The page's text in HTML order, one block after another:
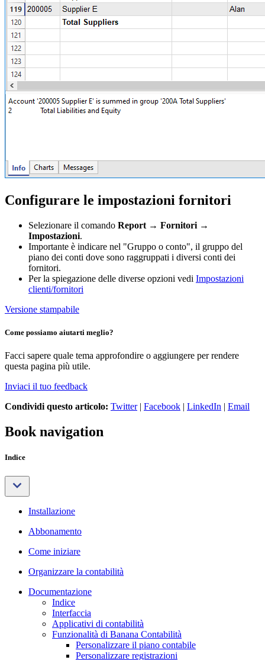
Configurare le impostazioni fornitori
Selezionare il comando Report → Fornitori →
Impostazioni.
Importante è indicare nel "Gruppo o conto", il gruppo del
piano dei conti dove sono raggruppati i diversi conti dei
fornitori.
Per la spiegazione delle diverse opzioni vedi Impostazioni
clienti/fornitori
Versione stampabile
Come possiamo aiutarti meglio?
Facci sapere quale tema approfondire o aggiungere per rendere
questa pagina più utile.
Inviaci il tuo feedback
Condividi questo articolo: Twitter| Facebook | LinkedIn | Email
Book navigation
Indice
Installazione
Abbonamento
Come iniziare
Organizzare la contabilità
Documentazione
Indice
Interfaccia
Applicativi di contabilità
Funzionalità di Banana Contabilità
Personalizzare il piano contabile
Personalizzare registrazioni